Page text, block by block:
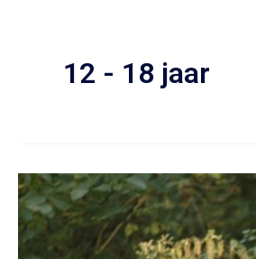
12 - 18 jaar